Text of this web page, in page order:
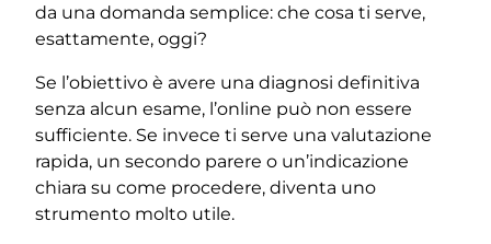
da una domanda semplice: che cosa ti serve,
esattamente, oggi?
Se l’obiettivo è avere una diagnosi definitiva
senza alcun esame, l’online può non essere
sufficiente. Se invece ti serve una valutazione
rapida, un secondo parere o un’indicazione
chiara su come procedere, diventa uno
strumento molto utile.